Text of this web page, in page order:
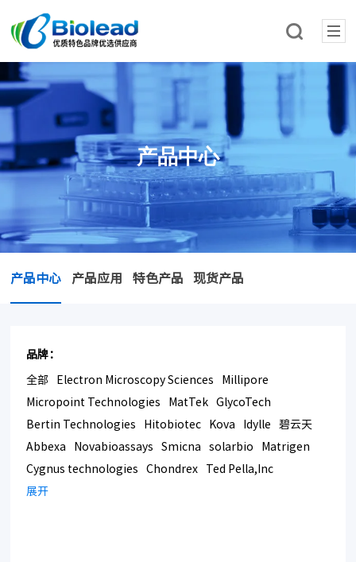
产品中心
产品中心 产品应用 特色产品 现货产品
品牌：
全部 Electron Microscopy Sciences
Millipore
Micropoint Technologies
MatTek
GlycoTech
Bertin Technologies
Hitobiotec Kova Idylle
碧云天
Abbexa
Novabioassays Smicna solarbio
Matrigen
Cygnus technologies
Chondrex
Ted Pella,Inc
Bmrsupply
展开